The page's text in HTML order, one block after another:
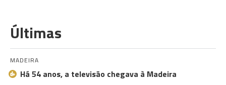
Últimas
MADEIRA
Há 54 anos, a televisão chegava à Madeira